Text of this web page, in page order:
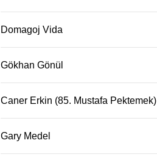
Domagoj Vida
Gökhan Gönül
Caner Erkin (85. Mustafa Pektemek)
Gary Medel